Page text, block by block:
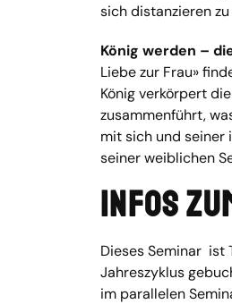
sich distanzieren
König werden –
Liebe zur Frau»
König verkörpert
zusammenführt,
mit sich und seiner
seiner weiblichen
Infos
Dieses Seminar ist
Jahreszyklus
im parallelen